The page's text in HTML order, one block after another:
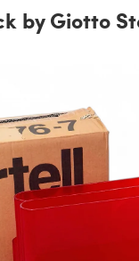
by Giotto